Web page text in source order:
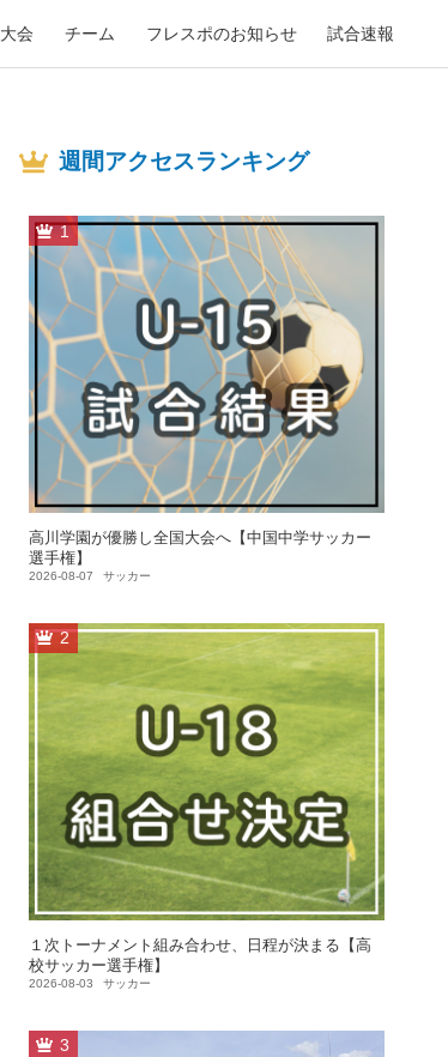
大会 チーム フレスポのお知らせ 試合速報
週間アクセスランキング
1
高川学園が優勝し全国大会へ【中国中学サッカー
選手権】
2026-08-07 サッカー
2
１次トーナメント組み合わせ、日程が決まる【高
校サッカー選手権】
2026-08-03 サッカー
3